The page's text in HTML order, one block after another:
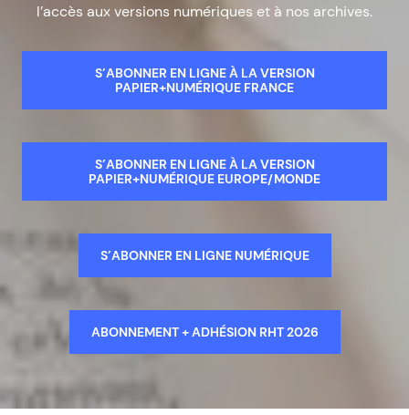
l’accès aux versions numériques et à nos archives.
S’ABONNER EN LIGNE À LA VERSION
PAPIER+NUMÉRIQUE FRANCE
S’ABONNER EN LIGNE À LA VERSION
PAPIER+NUMÉRIQUE EUROPE/MONDE
S’ABONNER EN LIGNE NUMÉRIQUE
ABONNEMENT + ADHÉSION RHT 2026